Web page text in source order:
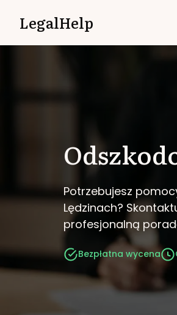
LegalHelp
Potrzebujesz
Lędzinach?
profesjonalną
Bezpłatna wycena